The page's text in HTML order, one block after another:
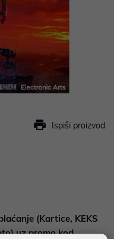
Ispiši proizvod
(Kartice, KEKS
uz promo kod